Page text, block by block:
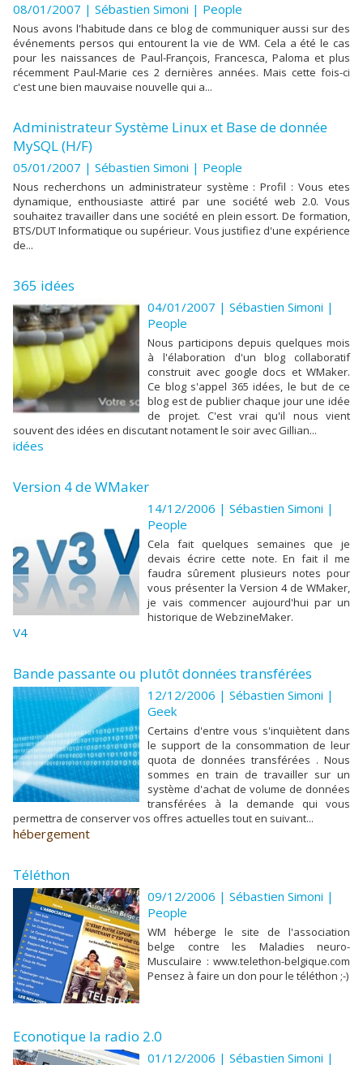
08/01/2007 | Sébastien Simoni | People
Nous avons l'habitude dans ce blog de communiquer aussi sur des
événements persos qui entourent la vie de WM. Cela a été le cas
pour les naissances de Paul-François, Francesca, Paloma et plus
récemment Paul-Marie ces 2 dernières années. Mais cette fois-ci
c'est une bien mauvaise nouvelle qui a...
Administrateur Système Linux et Base de donnée
MySQL (H/F)
05/01/2007 | Sébastien Simoni | People
Nous recherchons un administrateur système : Profil : Vous etes
dynamique, enthousiaste attiré par une société web 2.0. Vous
souhaitez travailler dans une société en plein essort. De formation,
BTS/DUT Informatique ou supérieur. Vous justifiez d'une expérience
de...
365 idées
04/01/2007 | Sébastien Simoni |
People
Nous participons depuis quelques mois
à l'élaboration d'un blog collaboratif
construit avec google docs et WMaker.
Ce blog s'appel 365 idées, le but de ce
blog est de publier chaque jour une idée
de projet. C'est vrai qu'il nous vient
souvent des idées en discutant notament le soir avec Gillian...
idées
Version 4 de WMaker
14/12/2006 | Sébastien Simoni |
People
Cela fait quelques semaines que je
devais écrire cette note. En fait il me
faudra sûrement plusieurs notes pour
vous présenter la Version 4 de WMaker,
je vais commencer aujourd'hui par un
historique de WebzineMaker.
V4
Bande passante ou plutôt données transférées
12/12/2006 | Sébastien Simoni |
Geek
Certains d'entre vous s'inquiètent dans
le support de la consommation de leur
quota de données transférées . Nous
sommes en train de travailler sur un
système d'achat de volume de données
transférées à la demande qui vous
permettra de conserver vos offres actuelles tout en suivant...
hébergement
Téléthon
09/12/2006 | Sébastien Simoni |
People
WM héberge le site de l'association
belge contre les Maladies neuro-
Musculaire : www.telethon-belgique.com
Pensez à faire un don pour le téléthon ;-)
Econotique la radio 2.0
01/12/2006 | Sébastien Simoni |